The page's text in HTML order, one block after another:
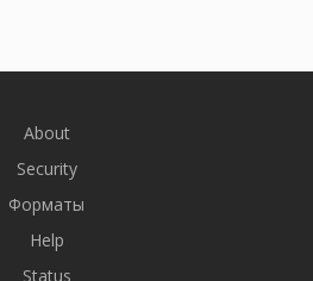
About
Security
Форматы
Help
Status